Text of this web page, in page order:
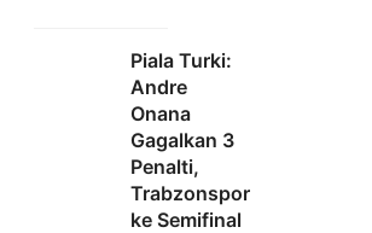
Piala Turki:
Andre
Onana
Gagalkan 3
Penalti,
Trabzonspor
ke Semifinal